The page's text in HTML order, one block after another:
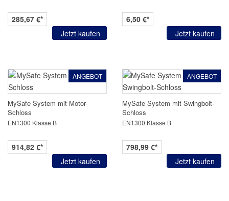
285,67 €*
Jetzt kaufen
6,50 €*
Jetzt kaufen
ANGEBOT
MySafe System mit Motor-
Schloss
EN1300 Klasse B
914,82 €*
Jetzt kaufen
ANGEBOT
MySafe System mit Swingbolt-
Schloss
EN1300 Klasse B
798,99 €*
Jetzt kaufen